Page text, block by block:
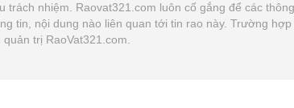
nhiệm. Raovat321.com luôn cố gắng để các
tin, nội dung nào liên quan tới tin rao này. Trường
trị RaoVat321.com.